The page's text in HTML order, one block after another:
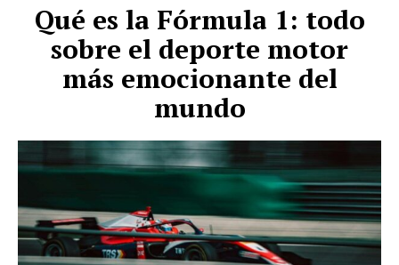
Qué es la Fórmula 1: todo
sobre el deporte motor
más emocionante del
mundo